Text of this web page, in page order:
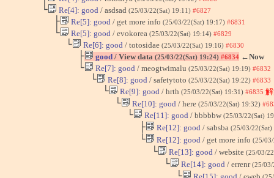
└ Re[4]: good / asdsad (25/03/22(Sat) 19:11) #6827
├ Re[5]: good / get more info (25/03/22(Sat) 19:17) #6831
└ Re[5]: good / evokorea (25/03/22(Sat) 19:14) #6829
└ Re[6]: good / totosidae (25/03/22(Sat) 19:16) #6830
├ good / View data (25/03/22(Sat) 19:24) #6834 ←Now
└ Re[7]: good / meogtwimalu (25/03/22(Sat) 19:19) #6832
└ Re[8]: good / safetytoto (25/03/22(Sat) 19:22) #6833
└ Re[9]: good / hrth (25/03/22(Sat) 19:31) #6835
└ Re[10]: good / here (25/03/22(Sat) 19:32)
└ Re[11]: good / bbbbbw (25/03/22(Sat)
├ Re[12]: good / sabsba (25/03/
└ Re[12]: good / get more info (25/
└ Re[13]: good / website (25/03/
└ Re[14]: good / errenr(25/
└